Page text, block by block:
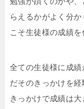
らえるかがよく分
こそ生徒様の成績を
全ての生徒様に成
だそのきっかけを
きっかけで成績は